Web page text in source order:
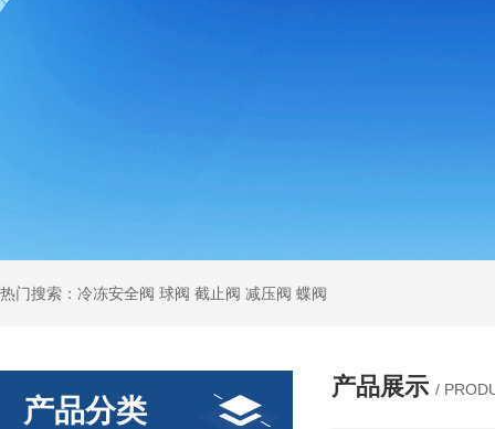
热门搜索：冷冻安全阀 球阀 截止阀 减压阀 蝶阀
产品分类
产品展示 /